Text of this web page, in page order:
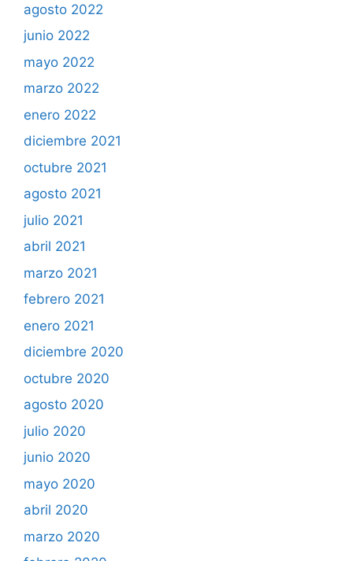
agosto 2022
junio 2022
mayo 2022
marzo 2022
enero 2022
diciembre 2021
octubre 2021
agosto 2021
julio 2021
abril 2021
marzo 2021
febrero 2021
enero 2021
diciembre 2020
octubre 2020
agosto 2020
julio 2020
junio 2020
mayo 2020
abril 2020
marzo 2020